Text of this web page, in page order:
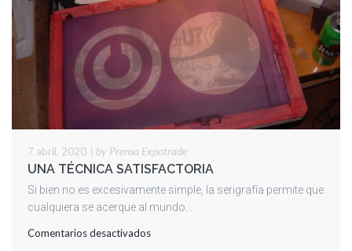
7 abril, 2020 | by Prensa Expotrade
UNA TÉCNICA SATISFACTORIA
Si bien no es excesivamente simple, la serigrafía permite que
cualquiera se acerque al mundo...
Comentarios desactivadosen